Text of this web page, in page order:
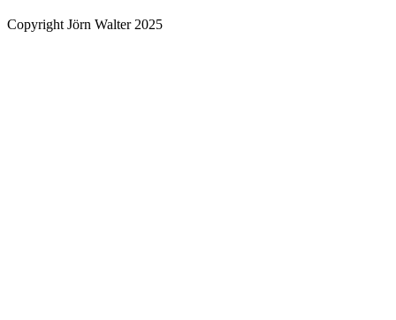
Copyright Jörn Walter 2025